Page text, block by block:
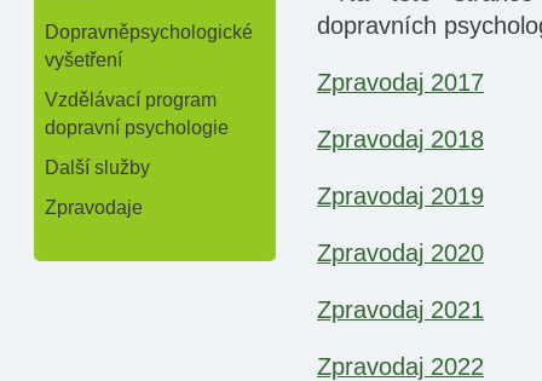
Dopravněpsychologické
vyšetření
Vzdělávací program
dopravní psychologie
Další služby
Zpravodaje
dopravních
Zpravodaj 2017
Zpravodaj 2018
Zpravodaj 2019
Zpravodaj 2020
Zpravodaj 2021
Zpravodaj 2022